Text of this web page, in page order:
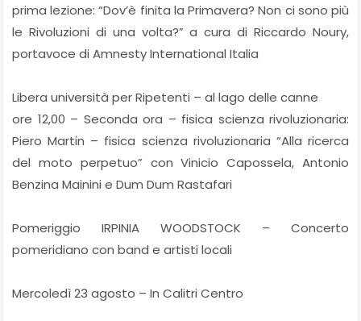
prima lezione: “Dov’è finita la Primavera? Non ci sono più
le Rivoluzioni di una volta?” a cura di Riccardo Noury,
portavoce di Amnesty International Italia
Libera università per Ripetenti – al lago delle canne
ore 12,00 – Seconda ora – fisica scienza rivoluzionaria:
Piero Martin – fisica scienza rivoluzionaria “Alla ricerca
del moto perpetuo” con Vinicio Capossela, Antonio
Benzina Mainini e Dum Dum Rastafari
Pomeriggio IRPINIA WOODSTOCK – Concerto
pomeridiano con band e artisti locali
Mercoledì 23 agosto – In Calitri Centro